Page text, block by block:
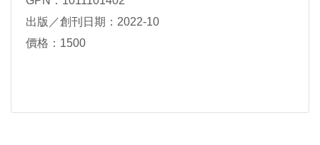
出版／創刊日期：2022-10
價格：1500